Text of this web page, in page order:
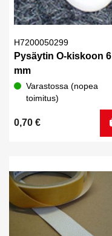
H7200050299
Pysäytin O-kiskoon 6
mm
Varastossa (nopea
toimitus)
0,70 €